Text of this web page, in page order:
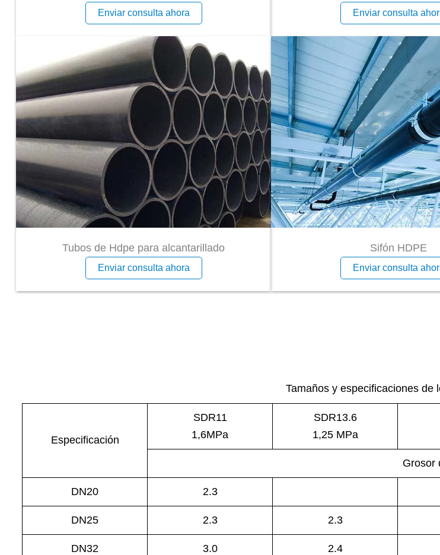
Enviar consulta ahora Enviar consulta
Tubos de Hdpe para alcantarillado
Enviar consulta ahora
Sifón HDPE
Enviar consulta
Tamaños y especificaciones de
Especificación
SDR11
1,6MPa
SDR13.6
1,25 MPa
Grosor
DN20 2.3
DN25 2.3 2.3
DN32 3.0 2.4